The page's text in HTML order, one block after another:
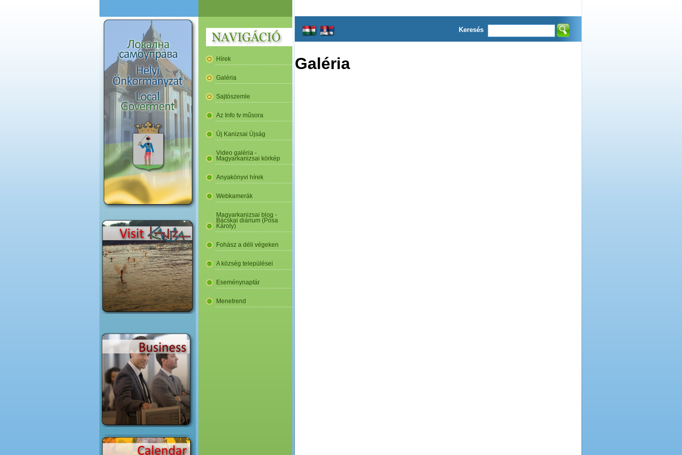
Hírek
Galéria
Sajtószemle
Az Info tv műsora
Új Kanizsai Újság
Video galéria -
Magyarkanizsai körkép
Anyakönyvi hírek
Webkamerák
Magyarkanizsai blog -
Bácskai diárium (Pósa
Károly)
Fohász a déli végeken
A község települései
Eseménynaptár
Menetrend
Keresés
Galéria